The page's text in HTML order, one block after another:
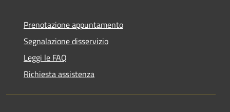
Prenotazione appuntamento
Segnalazione disservizio
Leggi le FAQ
Richiesta assistenza